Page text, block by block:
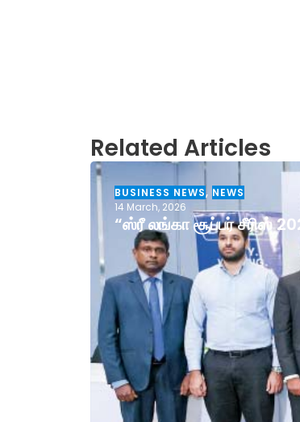
Related Articles
BUSINESS NEWS, NEWS
14 March, 2026
“ஸ்ரீ லங்கா சூப்பர் சீரிஸ்